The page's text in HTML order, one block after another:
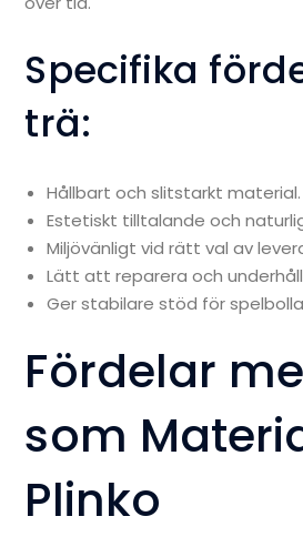
Specifika
trä:
Hållbart och slitstarkt material.
Estetiskt tilltalande och
Miljövänligt vid rätt val av
Lätt att reparera och
Ger stabilare stöd för
Fördelar
som
Plinko